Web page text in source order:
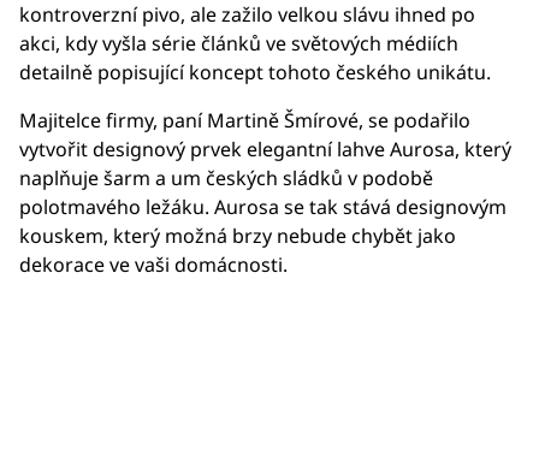
kontroverzní pivo, ale zažilo velkou slávu ihned po
akci, kdy vyšla série článků ve světových médiích
detailně popisující koncept tohoto českého unikátu.
Majitelce firmy, paní Martině Šmírové, se podařilo
vytvořit designový prvek elegantní lahve Aurosa, který
naplňuje šarm a um českých sládků v podobě
polotmavého ležáku. Aurosa se tak stává designovým
kouskem, který možná brzy nebude chybět jako
dekorace ve vaši domácnosti.